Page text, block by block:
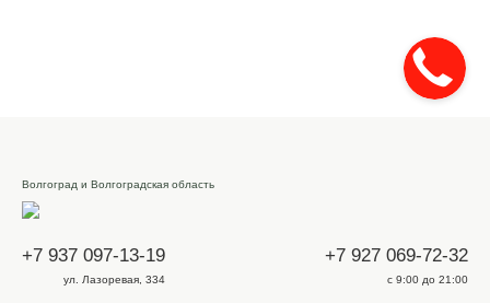
Волгоград и Волгоградская область
+7 937 097-13-19
ул. Лазоревая, 334
+7 927 069-72-32
с 9:00 до 21:00